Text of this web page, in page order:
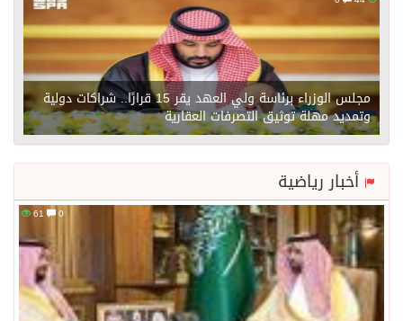
مجلس الوزراء برئاسة ولي العهد يقر 15 قرارًا.. شراكات دولية
وتمديد مهلة توثيق التصرفات العقارية
أخبار رياضية
61 0